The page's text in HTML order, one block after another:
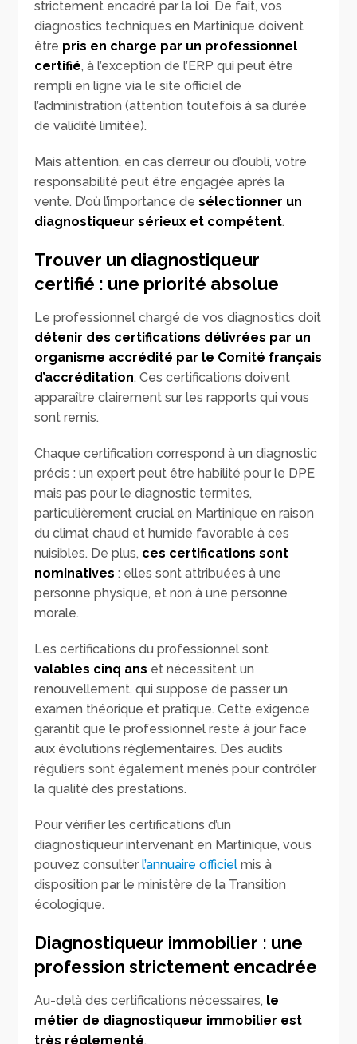
strictement encadré par la loi. De fait, vos
diagnostics techniques en Martinique doivent
être pris en charge par un professionnel
certifié, à l’exception de l’ERP qui peut être
rempli en ligne via le site officiel de
l’administration (attention toutefois à sa durée
de validité limitée).
Mais attention, en cas d’erreur ou d’oubli, votre
responsabilité peut être engagée après la
vente. D’où l’importance desélectionner un
diagnostiqueur sérieux et compétent.
Trouver un diagnostiqueur
certifié : une priorité absolue
Le professionnel chargé de vos diagnostics doit
détenir des certifications délivrées par un
organisme accrédité par le Comité français
d’accréditation. Ces certifications doivent
apparaître clairement sur les rapports qui vous
sont remis.
Chaque certification correspond à un diagnostic
précis : un expert peut être habilité pour le DPE
mais pas pour le diagnostic termites,
particulièrement crucial en Martinique en raison
du climat chaud et humide favorable à ces
nuisibles. De plus, ces certifications sont
nominatives : elles sont attribuées à une
personne physique, et non à une personne
morale.
Les certifications du professionnel sont
valables cinq ans et nécessitent un
renouvellement, qui suppose de passer un
examen théorique et pratique. Cette exigence
garantit que le professionnel reste à jour face
aux évolutions réglementaires. Des audits
réguliers sont également menés pour contrôler
la qualité des prestations.
Pour vérifier les certifications d’un
diagnostiqueur intervenant en Martinique, vous
pouvez consulterl’annuaire officiel mis à
disposition par le ministère de la Transition
écologique.
Diagnostiqueur immobilier : une
profession strictement encadrée
Au-delà des certifications nécessaires, le
métier de diagnostiqueur immobilier est
très réglementé.